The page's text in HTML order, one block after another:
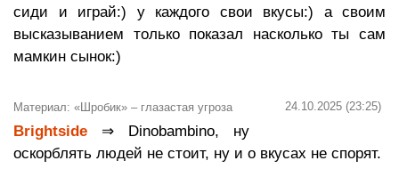
сиди и играй:) у каждого свои вкусы:) а своим
высказыванием только показал насколько ты сам
мамкин сынок:)
24.10.2025 (23:25)
Материал: «Шробик» – глазастая угроза
Brightside ⇒ Dinobambino, ну
оскорблять людей не стоит, ну и о вкусах не спорят.